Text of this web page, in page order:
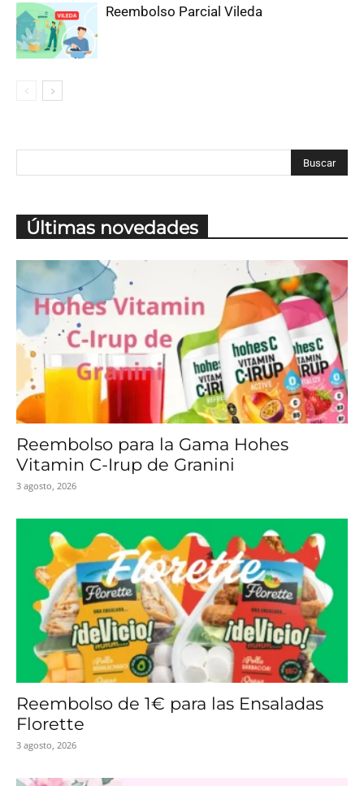
Reembolso Parcial Vileda
Últimas novedades
Reembolso para la Gama Hohes
Vitamin C-Irup de Granini
3 agosto, 2026
Reembolso de 1€ para las Ensaladas
Florette
3 agosto, 2026